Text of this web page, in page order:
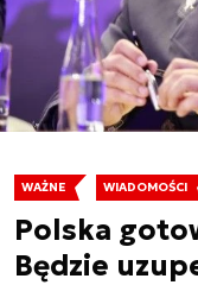
WAŻNE WIADOMOŚCI
Polska
Będzie